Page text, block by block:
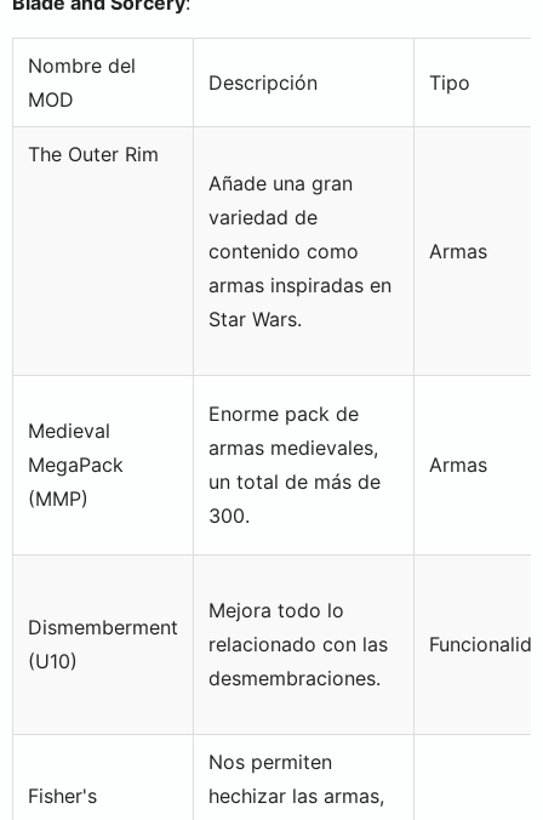
Nombre del
MOD
Descripción Tipo
The Outer Rim
Añade una gran
variedad de
contenido como
armas inspiradas en
Star Wars.
Armas
Medieval
MegaPack
(MMP)
Enorme pack de
armas medievales,
un total de más de
300.
Armas
Dismemberment
(U10)
Mejora todo lo
relacionado con las
desmembraciones.
Fisher's
Nos permiten
hechizar las armas,